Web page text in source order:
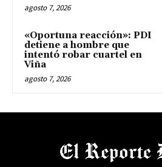
agosto 7, 2026
«Oportuna reacción»: PDI
detiene a hombre que
intentó robar cuartel en
Viña
agosto 7, 2026